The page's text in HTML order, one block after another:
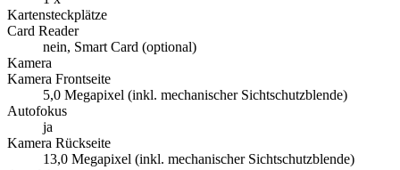
Kartensteckplätze
Card Reader
nein, Smart Card (optional)
Kamera
Kamera Frontseite
5,0 Megapixel (inkl. mechanischer Sichtschutzblende)
Autofokus
ja
Kamera Rückseite
13,0 Megapixel (inkl. mechanischer Sichtschutzblende)